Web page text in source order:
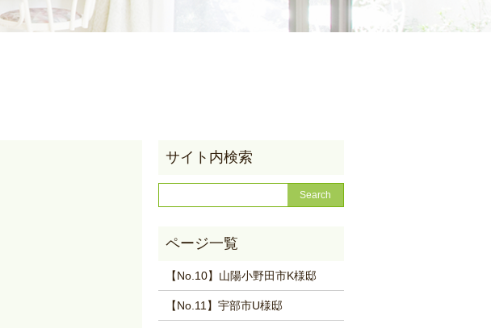
【No.10】山陽小野田市K様邸
【No.11】宇部市U様邸